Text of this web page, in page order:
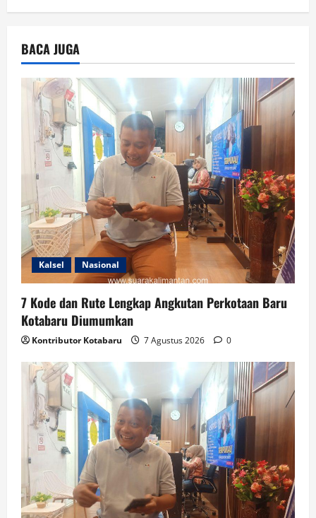
BACA JUGA
Kalsel Nasional
7 Kode dan Rute Lengkap Angkutan Perkotaan Baru
Kotabaru Diumumkan
Kontributor Kotabaru 7 Agustus 2026 0